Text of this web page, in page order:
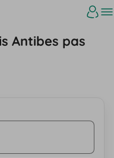
Antibes pas